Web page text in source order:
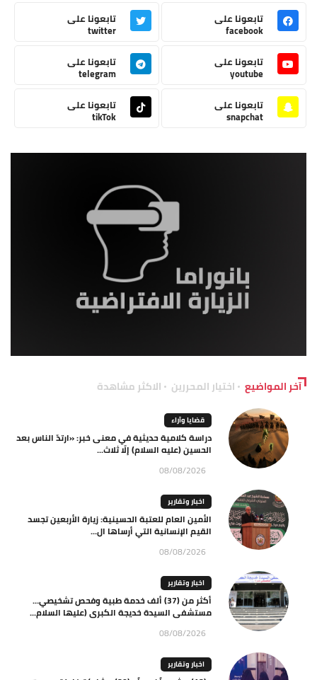
تابعونا على
facebook
تابعونا على
twitter
تابعونا على
youtube
تابعونا على
telegram
تابعونا على
snapchat
تابعونا على
tikTok
آخر المواضيع اختيار المحررين الاكثر مشاهدة
قضايا وآراء
دراسة كلامية حديثية في معنى خبر: «ارتدّ الناس بعد
الحسين (عليه السلام) إلّا ثلاث...
08/08/2026
اخبار وتقارير
الأمين العام للعتبة الحسينية: زيارة الأربعين تجسد
القيم الإنسانية التي أرساها ال...
08/08/2026
اخبار وتقارير
أكثر من (37) ألف خدمة طبية وفحص تشخيصي…
مستشفى السيدة خديجة الكبرى (عليها السلام...
08/08/2026
اخبار وتقارير